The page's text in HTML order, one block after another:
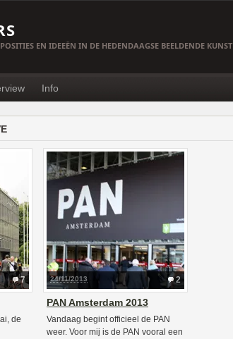
EN IDEEËN IN DE HEDENDAAGSE BEELDENDE KUNST
Info
7
de
2
24/11/2013
PAN Amsterdam 2013
Vandaag begint officieel de PAN
weer. Voor mij is de PAN vooral een